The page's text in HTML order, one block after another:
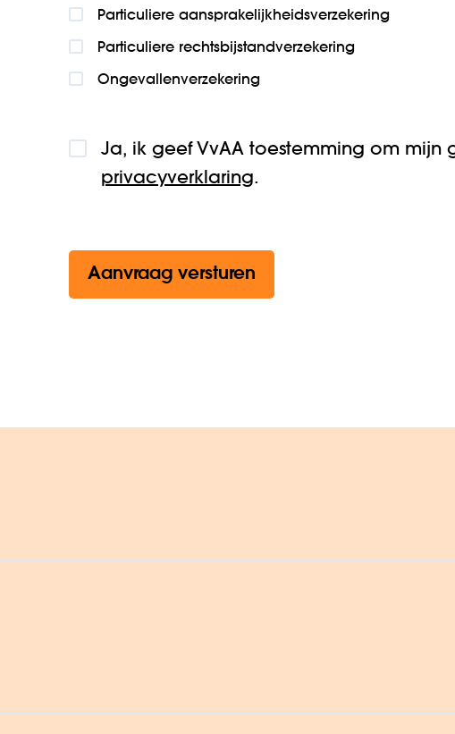
Particuliere aansprakelijkheidsverzekering
Particuliere rechtsbijstandverzekering
Ongevallenverzekering
Ja, ik geef VvAA toestemming om mijn
privacyverklaring.
Aanvraag versturen